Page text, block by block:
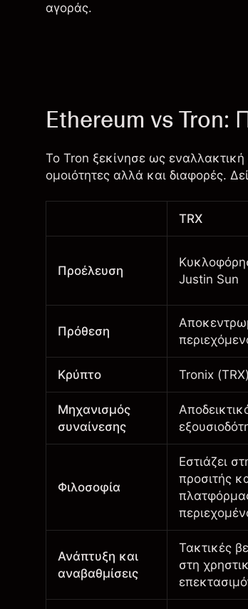
αγοράς.
Ethereum vs Tron:
Το Tron ξεκίνησε ως
ομοιότητες αλλά και διαφορές.
TRX
Προέλευση
Justin Sun
Πρόθεση
Κρύπτο Tronix (TRX)
Μηχανισμός
συναίνεσης
Φιλοσοφία
Εστιάζει
προσιτής
Ανάπτυξη και
αναβαθμίσεις
Τακτικές
στη